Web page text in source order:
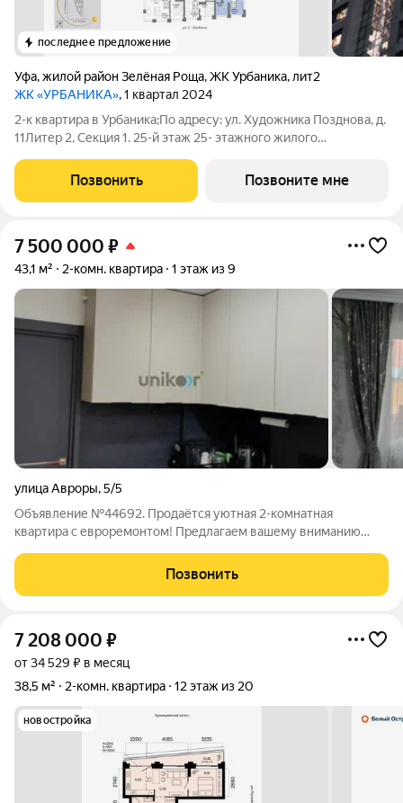
последнее предложение
Уфа,жилой район Зелёная Роща,ЖК Урбаника, лит2
ЖК «УРБАНИКА», 1 квартал 2024
2-к квартира в Урбаника;По адресу: ул. Художника Позднова, д.
11Литер 2, Секция 1. 25-й этаж 25- этажного жилого
ГК "Первый Трест". Дом сдан.Квартира с качественной
предчистовой отделкой,
Позвонить Позвоните мне
7 500 000 ₽
43,1 м² 2-комн. квартира 1 этаж из 9
улица Авроры,5/5
Объявление №44692. Продаётся уютная 2-комнатная
квартира с евроремонтом! Предлагаем вашему вниманию
расположенную в тихом зеленом дворе вдали от шумных
магистралей. Здесь царит атмосфера спокойствия и
Позвонить
7 208 000 ₽
от 34 529 ₽ в месяц
38,5 м²
2-комн. квартира 12 этаж из 20
новостройка